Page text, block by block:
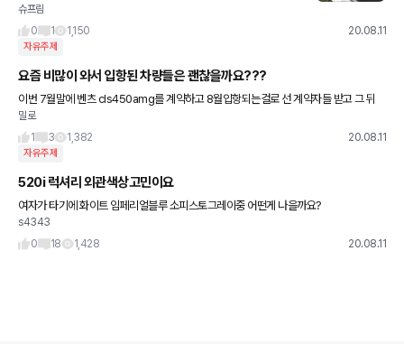
은 아래 블로그 링크를 참고해주세요. 사진은 넷카쇼에서 퍼왔습니
다.
슈프림
0
1 1,150 20.08.11
자유주제
요즘 비많이 와서 입항된 차량들은 괜찮을까요???
이번 7월말에 벤츠 cls450amg를 계약하고 8월입항되는걸로 선 계약자들 받고 그 뒤
계약자 순서로 받을꺼 같아요. 그래서 9월에 받을 확률이 높다는데 , 요즘 비가 많이 와서
혹시나 문제가 되
밀로
1
3 1,382 20.08.11
자유주제
520i 럭셔리 외관색상고민이요
여자가 타기에 화이트 임페리얼블루 소피스토그레이중 어떤게 나을까요?
s4343
0
18 1,428 20.08.11